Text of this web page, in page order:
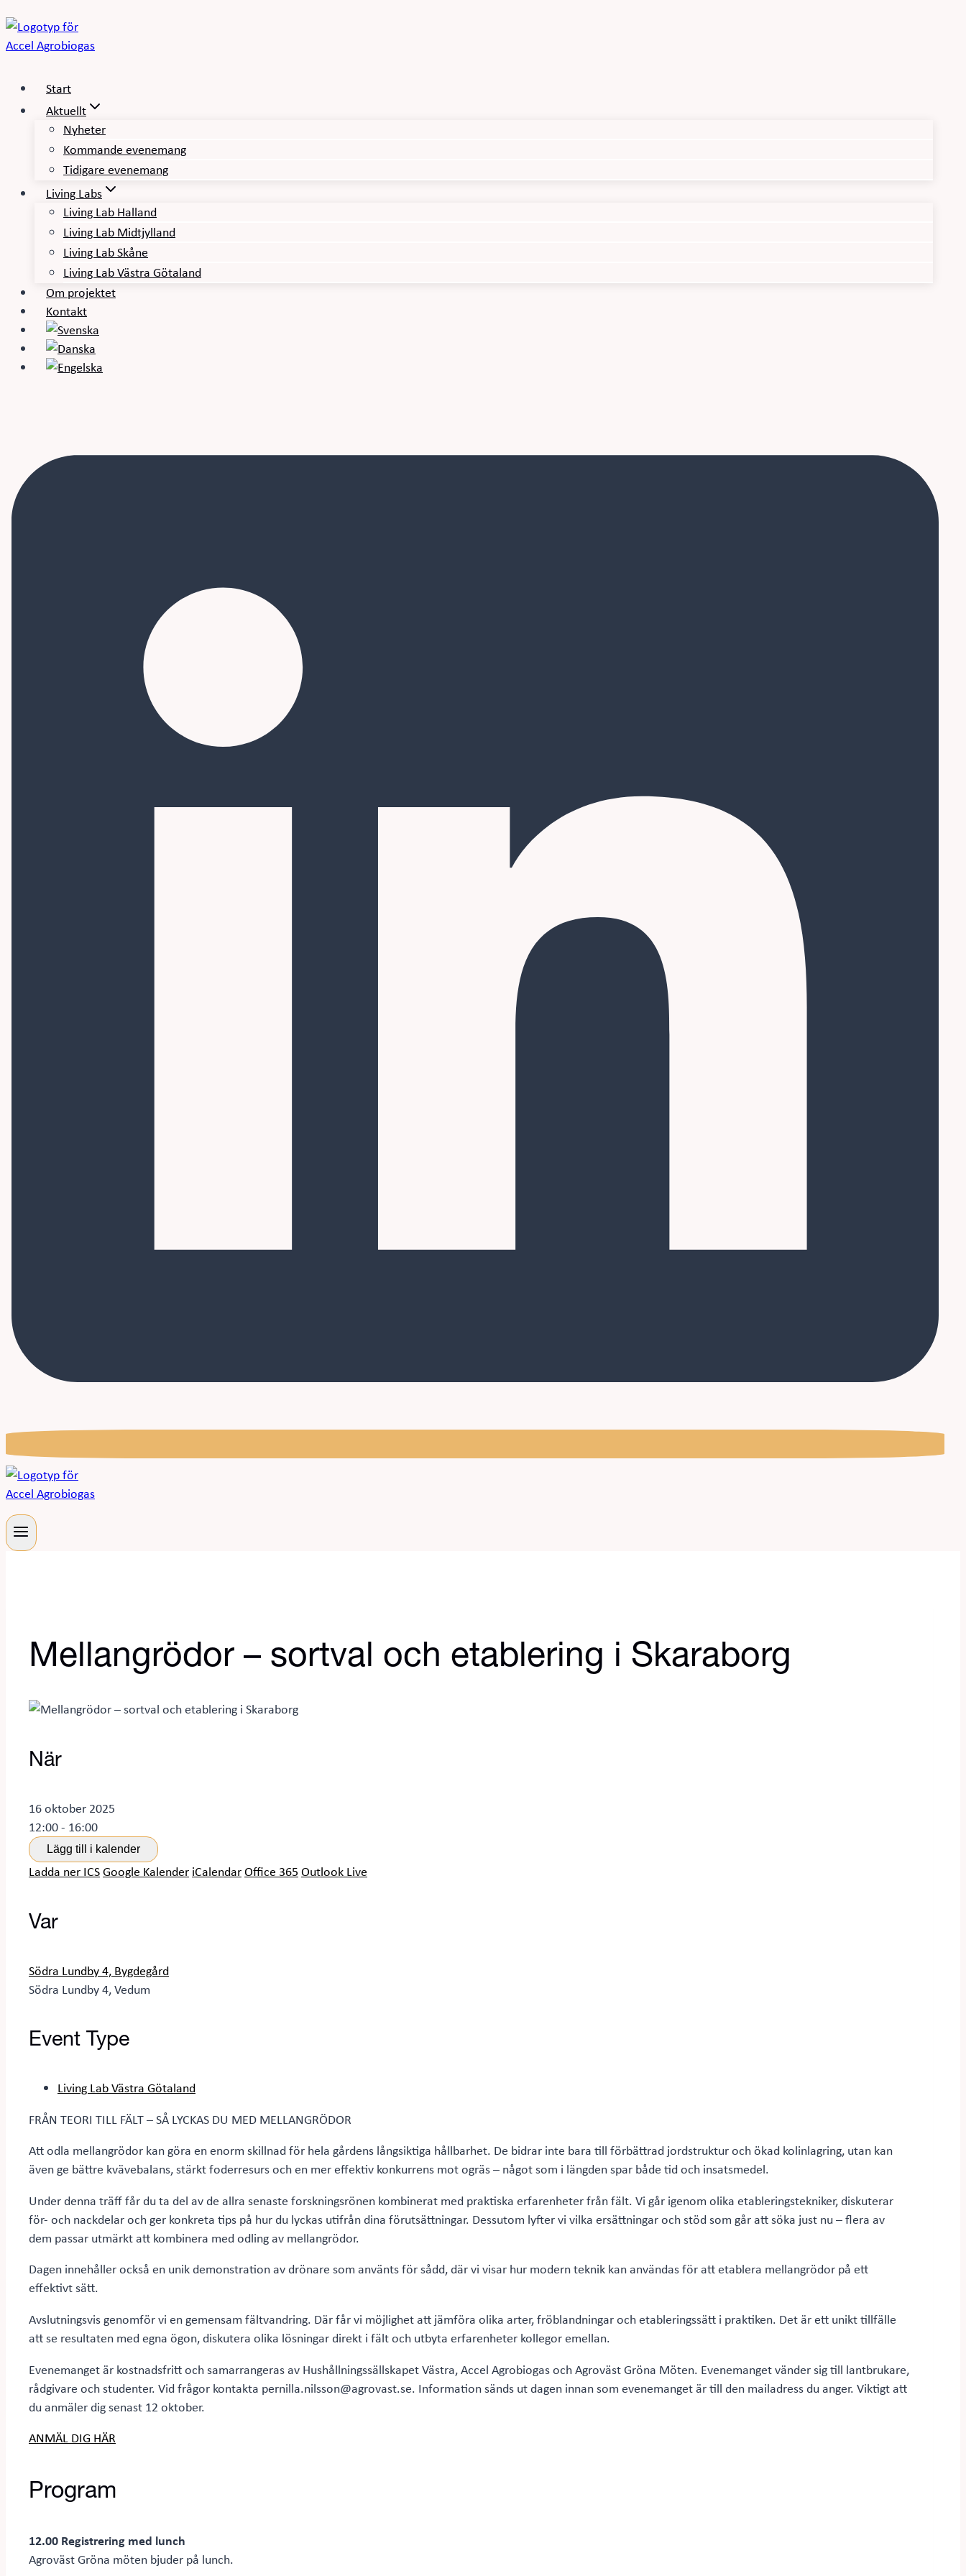
Skip
to
content
Start
Aktuellt
Nyheter
Kommande evenemang
Tidigare evenemang
Living Labs
Living Lab Halland
Living Lab Midtjylland
Living Lab Skåne
Living Lab Västra Götaland
Om projektet
Kontakt
Mellangrödor – sortval och etablering i Skaraborg
När
16 oktober 2025
12:00 - 16:00
Lägg till i kalender
Ladda ner ICSGoogle Kalender iCalendarOffice 365 Outlook Live
Var
Södra Lundby 4, Bygdegård
Södra Lundby 4, Vedum
Event Type
Living Lab Västra Götaland
FRÅN TEORI TILL FÄLT – SÅ LYCKAS DU MED MELLANGRÖDOR
Att odla mellangrödor kan göra en enorm skillnad för hela gårdens långsiktiga hållbarhet. De bidrar inte bara till förbättrad jordstruktur och ökad kolinlagring, utan kan
även ge bättre kvävebalans, stärkt foderresurs och en mer effektiv konkurrens mot ogräs – något som i längden spar både tid och insatsmedel.
Under denna träff får du ta del av de allra senaste forskningsrönen kombinerat med praktiska erfarenheter från fält. Vi går igenom olika etableringstekniker, diskuterar
för- och nackdelar och ger konkreta tips på hur du lyckas utifrån dina förutsättningar. Dessutom lyfter vi vilka ersättningar och stöd som går att söka just nu – flera av
dem passar utmärkt att kombinera med odling av mellangrödor.
Dagen innehåller också en unik demonstration av drönare som använts för sådd, där vi visar hur modern teknik kan användas för att etablera mellangrödor på ett
effektivt sätt.
Avslutningsvis genomför vi en gemensam fältvandring. Där får vi möjlighet att jämföra olika arter, fröblandningar och etableringssätt i praktiken. Det är ett unikt tillfälle
att se resultaten med egna ögon, diskutera olika lösningar direkt i fält och utbyta erfarenheter kollegor emellan.
Evenemanget är kostnadsfritt och samarrangeras av Hushållningssällskapet Västra, Accel Agrobiogas och Agroväst Gröna Möten. Evenemanget vänder sig till lantbrukare,
rådgivare och studenter. Vid frågor kontakta pernilla.nilsson@agrovast.se. Information sänds ut dagen innan som evenemanget är till den mailadress du anger. Viktigt att
du anmäler dig senast 12 oktober.
ANMÄL DIG HÄR
Program
12.00 Registrering med lunch
Agroväst Gröna möten bjuder på lunch.